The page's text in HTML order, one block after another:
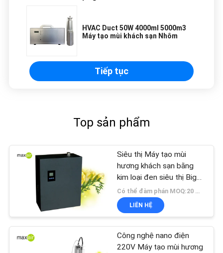
HVAC Duct 50W 4000ml 5000m3
Máy tạo mùi khách sạn Nhôm
Tiếp tục
Top sản phẩm
Siêu thị Máy tạo mùi
hương khách sạn bằng
kim loại đen siêu thị Big
Power 1000ml
Có thể đàm phán MOQ:20 miếng
LIÊN HỆ
Công nghệ nano điện
220V Máy tạo mùi hương